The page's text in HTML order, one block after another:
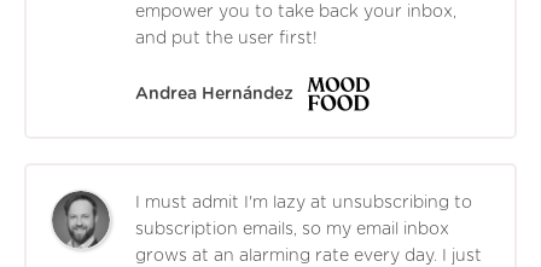
empower you to take back your inbox,
and put the user first!
Andrea Hernández
I must admit I'm lazy at unsubscribing to
subscription emails, so my email inbox
grows at an alarming rate every day. I just